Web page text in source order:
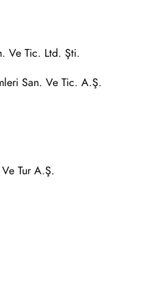
Ve Tic. Ltd. Şti.
San. Ve Tic. A.Ş.
Tur A.Ş.